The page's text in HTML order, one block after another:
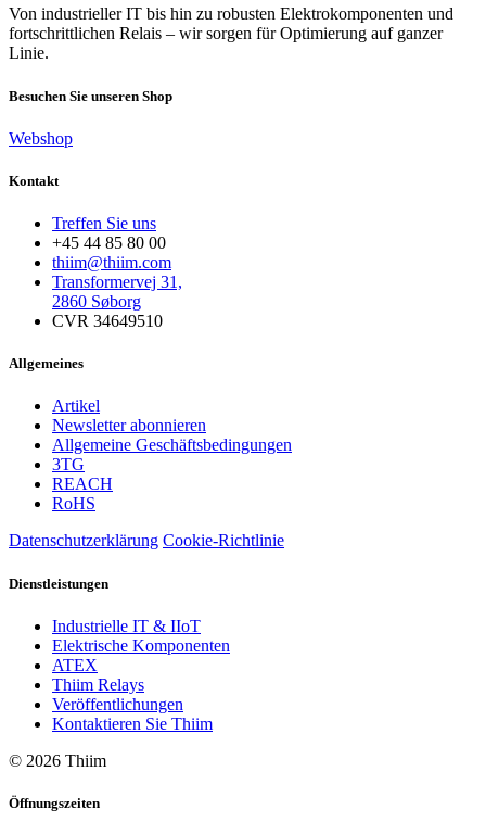
Von industrieller IT bis hin zu robusten Elektrokomponenten und
fortschrittlichen Relais – wir sorgen für Optimierung auf ganzer
Linie.
Besuchen Sie unseren Shop
Webshop
Kontakt
Treffen Sie uns
+45 44 85 80 00
thiim@thiim.com
Transformervej 31,
2860 Søborg
CVR 34649510
Allgemeines
Artikel
Newsletter abonnieren
Allgemeine Geschäftsbedingungen
3TG
REACH
RoHS
Datenschutzerklärung Cookie-Richtlinie
Dienstleistungen
Industrielle IT & IIoT
Elektrische Komponenten
ATEX
Thiim Relays
Veröffentlichungen
Kontaktieren Sie Thiim
© 2026 Thiim
Öffnungszeiten